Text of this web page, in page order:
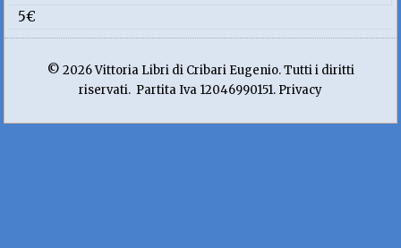
5€
© 2026 Vittoria Libri di Cribari Eugenio. Tutti i diritti
riservati. Partita Iva 12046990151. Privacy